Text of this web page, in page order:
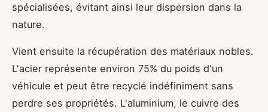
spécialisées, évitant ainsi leur dispersion dans la
nature.
Vient ensuite la récupération des matériaux nobles.
L'acier représente environ 75% du poids d'un
véhicule et peut être recyclé indéfiniment sans
perdre ses propriétés. L'aluminium, le cuivre des